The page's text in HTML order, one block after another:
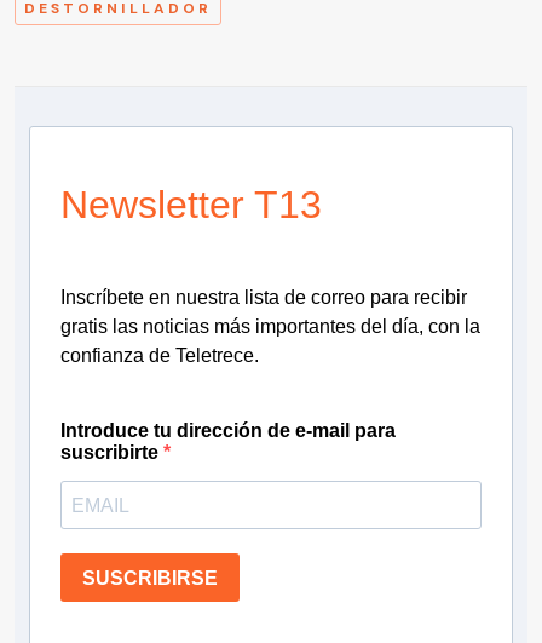
DESTORNILLADOR
Newsletter T13
Inscríbete en nuestra lista de correo para recibir
gratis las noticias más importantes del día, con la
confianza de Teletrece.
Introduce tu dirección de e-mail para
suscribirte
SUSCRIBIRSE